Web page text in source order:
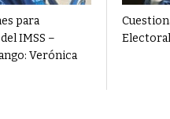
para
IMSS –
Verónica
Electoral